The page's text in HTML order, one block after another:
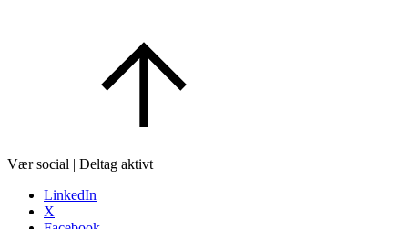
Vær social | Deltag aktivt
LinkedIn
X